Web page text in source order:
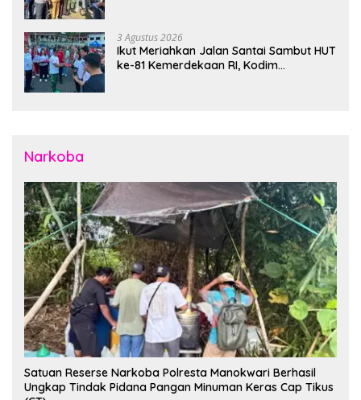
3 Agustus 2026
Ikut Meriahkan Jalan Santai Sambut HUT
ke-81 Kemerdekaan RI, Kodim
Narkoba
Satuan Reserse Narkoba Polresta Manokwari Berhasil
Ungkap Tindak Pidana Pangan Minuman Keras Cap Tikus